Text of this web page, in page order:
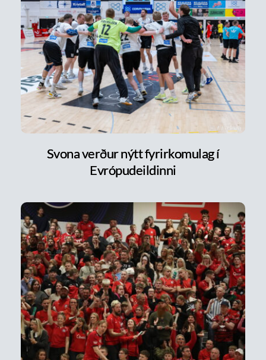
Svona verður nýtt fyrirkomulag í
Evrópudeildinni